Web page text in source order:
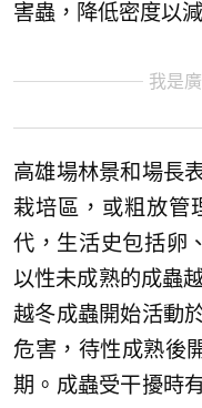
害蟲，降低密度以
我是
高雄場林景和場長
栽培區，或粗放管
代，生活史包括卵
以性未成熟的成蟲
越冬成蟲開始活動
危害，待性成熟後
期。成蟲受干擾時